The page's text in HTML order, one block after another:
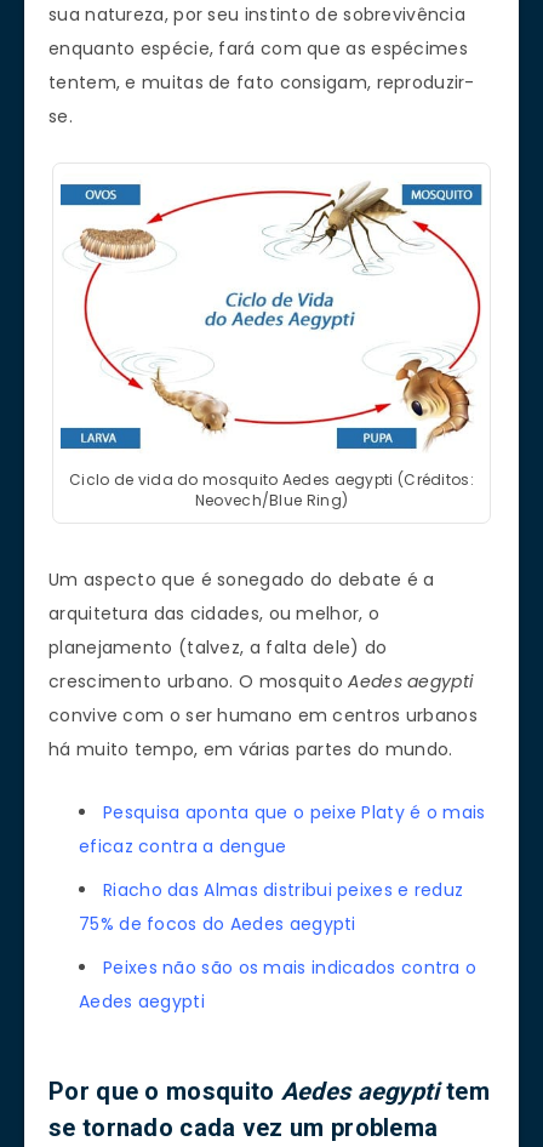
sua natureza, por seu instinto de sobrevivência
enquanto espécie, fará com que as espécimes
tentem, e muitas de fato consigam, reproduzir-
se.
Ciclo de vida do mosquito Aedes aegypti (Créditos:
Neovech/Blue Ring)
Um aspecto que é sonegado do debate é a
arquitetura das cidades, ou melhor, o
planejamento (talvez, a falta dele) do
crescimento urbano. O mosquitoAedes aegypti
convive com o ser humano em centros urbanos
há muito tempo, em várias partes do mundo.
Pesquisa aponta que o peixe Platy é o mais
eficaz contra a dengue
Riacho das Almas distribui peixes e reduz
75% de focos do Aedes aegypti
Peixes não são os mais indicados contra o
Aedes aegypti
Por que o mosquito Aedes aegyptitem
se tornado cada vez um problema